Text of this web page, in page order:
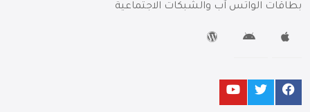
بطاقات الواتس آب والشبكات الاجتماعية